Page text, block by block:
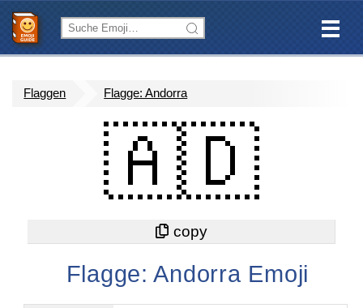
Flaggen Flagge: Andorra
🇦🇩
Flagge: Andorra Emoji